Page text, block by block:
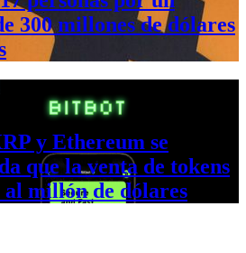
300 millones de dólares
y Ethereum se
que la venta de tokens
millón de dólares